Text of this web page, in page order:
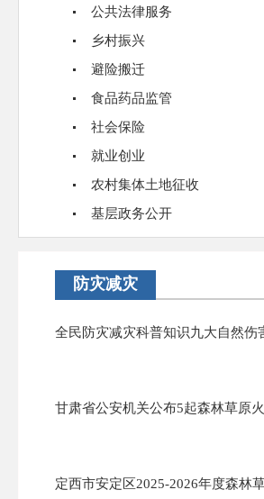
公共法律服务
乡村振兴
避险搬迁
食品药品监管
社会保险
就业创业
农村集体土地征收
基层政务公开
防灾减灾